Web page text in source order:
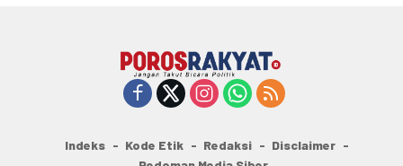
Indeks Kode Etik Redaksi
Disclaimer